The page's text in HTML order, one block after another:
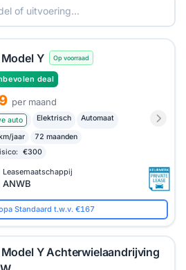
aanbiedingen écht goed
Y Op voorraad
deal
per maand
auto Elektrisch Automaat
jaar
72 maanden
€300
Leasemaatschappij
ANWB
Standaard t.w.v. €167
Y Achterwielaandrijving